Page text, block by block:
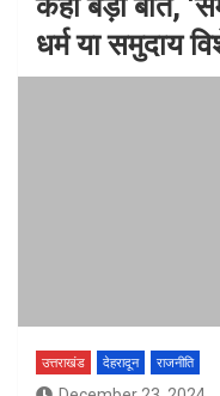
धर्म या समुदाय
उत्तराखंड देहरादून राजनीति